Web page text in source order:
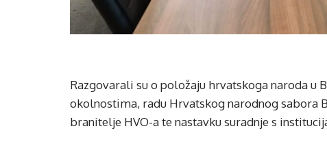
Razgovarali su o položaju hrvatskoga naroda
okolnostima, radu Hrvatskog narodnog sabora
branitelje HVO-a te nastavku suradnje s